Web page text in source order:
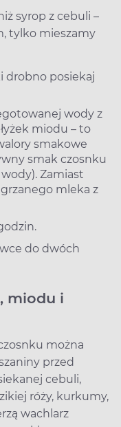
syrop z cebuli –
tylko mieszamy
drobno posiekaj
wody z
miodu – to
smakowe
smak czosnku
Zamiast
mleka z
do dwóch
miodu i
można
przed
cebuli,
róży, kurkumy,
wachlarz